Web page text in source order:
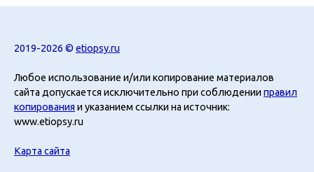
2019-2026 © etiopsy.ru
Любое использование и/или копирование материалов
сайта допускается исключительно при соблюденииправил
копирования и указанием ссылки на источник:
www.etiopsy.ru
Карта сайта